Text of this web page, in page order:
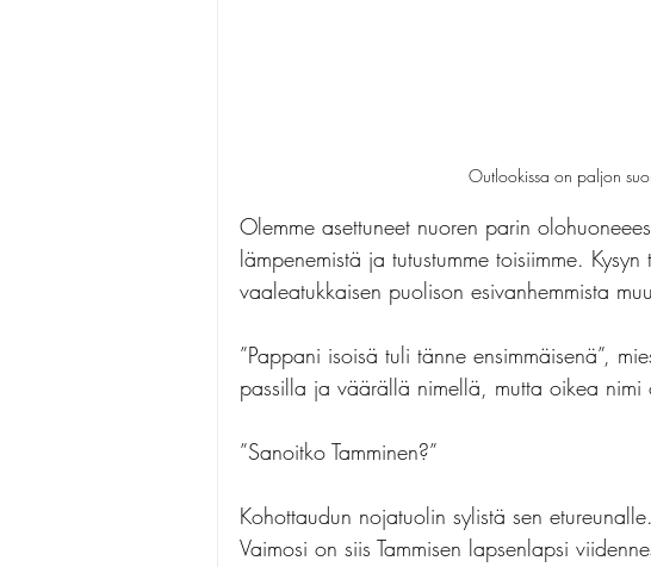
Outlookissa on paljon
Olemme asettuneet nuoren parin
lämpenemistä ja tutustumme toisiimme.
vaaleatukkaisen puolison esivanhemmista
”Pappani isoisä tuli tänne ensimmäisenä”,
passilla ja väärällä nimellä, mutta oikea nimi
”Sanoitko Tamminen?”
Kohottaudun nojatuolin sylistä sen
Vaimosi on siis Tammisen lapsenlapsi